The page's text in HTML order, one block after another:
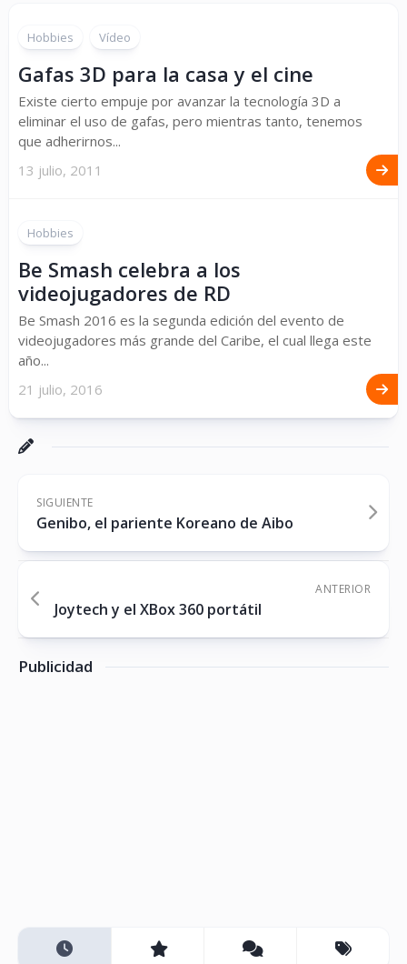
Hobbies Vídeo
Gafas 3D para la casa y el cine
Existe cierto empuje por avanzar la tecnología 3D a
eliminar el uso de gafas, pero mientras tanto, tenemos
que adherirnos...
13 julio, 2011
Hobbies
Be Smash celebra a los
videojugadores de RD
Be Smash 2016 es la segunda edición del evento de
videojugadores más grande del Caribe, el cual llega este
año...
21 julio, 2016
SIGUIENTE
Genibo, el pariente Koreano de Aibo
ANTERIOR
Joytech y el XBox 360 portátil
Publicidad